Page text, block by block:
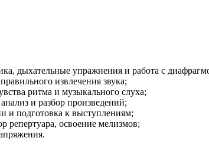
дыхательные упражнения и работа с
извлечения звука;
ритма и музыкального слуха;
и разбор произведений;
и подготовка к выступлениям;
репертуара, освоение мелизмов;